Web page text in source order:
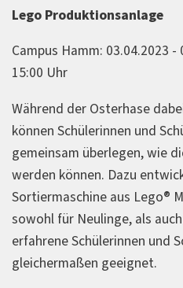
Lego Produktionsanlage
Campus Hamm: 03.04.2023
15:00 Uhr
Während der Osterhase
können Schülerinnen und
gemeinsam überlegen, wie
werden können. Dazu
Sortiermaschine aus Lego®
sowohl für Neulinge, als
erfahrene Schülerinnen und
gleichermaßen geeignet.